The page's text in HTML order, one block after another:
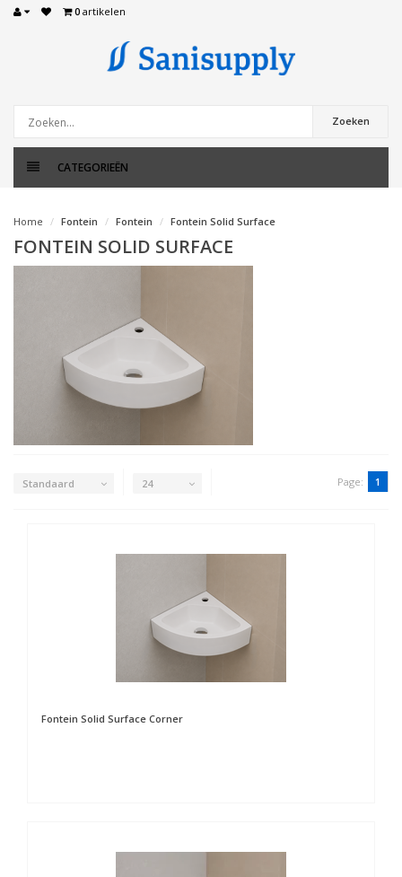
0 artikelen
Zoeken
CATEGORIEËN
Home Fontein Fontein Fontein Solid Surface
FONTEIN SOLID SURFACE
Standaard 24 Page: 1
Fontein Solid Surface Corner